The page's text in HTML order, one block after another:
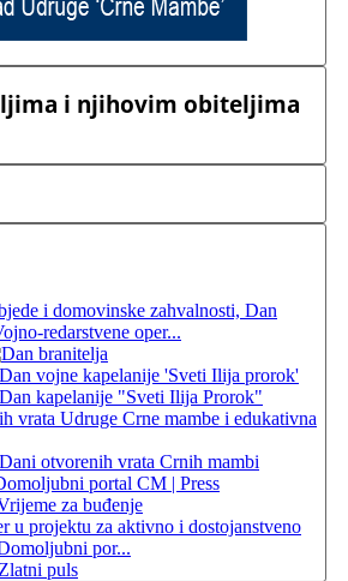
i njihovim obiteljima
i domovinske zahvalnosti, Dan
redarstvene oper...
vojne kapelanije 'Sveti Ilija prorok'
vrata Udruge Crne mambe i edukativna
portal CM | Press
u projektu za aktivno i dostojanstveno
por...